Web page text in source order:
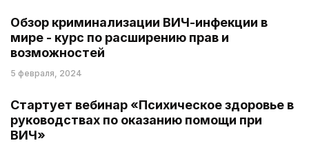
Обзор криминализации ВИЧ-инфекции в
мире - курс по расширению прав и
возможностей
5 февраля, 2024
Стартует вебинар «Психическое здоровье в
руководствах по оказанию помощи при
ВИЧ»